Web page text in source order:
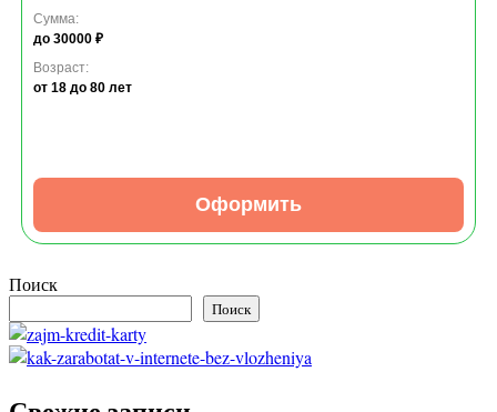
Сумма:
до 30000 ₽
Возраст:
от 18 до 80 лет
Оформить
Поиск
Поиск